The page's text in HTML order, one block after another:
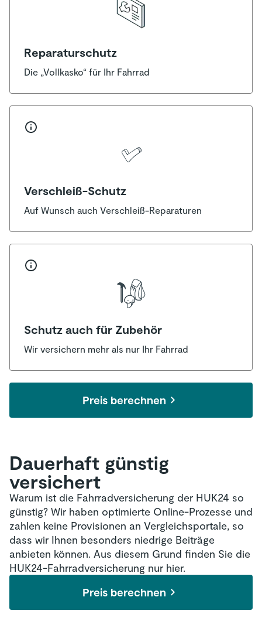
Reparaturschutz
Die „Vollkasko“ für Ihr Fahrrad
Verschleiß-Schutz
Auf Wunsch auch Verschleiß-Reparaturen
Schutz auch für Zubehör
Wir versichern mehr als nur Ihr Fahrrad
Preis berechnen
Dauerhaft günstig
versichert
Warum ist die Fahrradversicherung der HUK24 so
günstig? Wir haben optimierte Online-Prozesse und
zahlen keine Provisionen an Vergleichsportale, so
dass wir Ihnen besonders niedrige Beiträge
anbieten können. Aus diesem Grund finden Sie die
HUK24-Fahrradversicherung nur hier.
Preis berechnen